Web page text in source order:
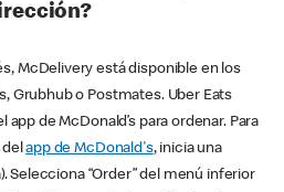
McDelivery está disponible en los
Grubhub o Postmates. Uber Eats
de McDonald’s para ordenar. Para
delapp de McDonald's, inicia una
Selecciona “Order” del menú inferior